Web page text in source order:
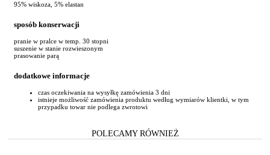
95% wiskoza, 5% elastan
sposób konserwacji
pranie w pralce w temp. 30 stopni
suszenie w stanie rozwieszonym
prasowanie parą
dodatkowe informacje
czas oczekiwania na wysyłkę zamówienia 3 dni
istnieje możliwość zamówienia produktu według wymiarów klientki, w tym
przypadku towar nie podlega zwrotowi
POLECAMY RÓWNIEŻ